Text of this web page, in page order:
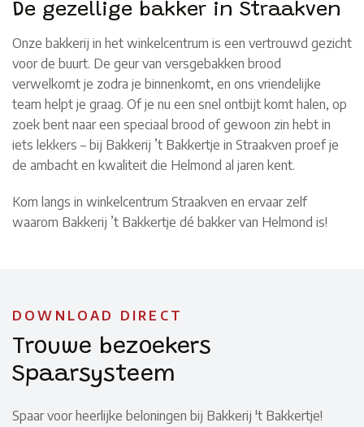
De gezellige bakker in Straakven
Onze bakkerij in het winkelcentrum is een vertrouwd gezicht
voor de buurt. De geur van versgebakken brood
verwelkomt je zodra je binnenkomt, en ons vriendelijke
team helpt je graag. Of je nu een snel ontbijt komt halen, op
zoek bent naar een speciaal brood of gewoon zin hebt in
iets lekkers – bij Bakkerij ’t Bakkertje in Straakven proef je
de ambacht en kwaliteit die Helmond al jaren kent.
Kom langs in winkelcentrum Straakven en ervaar zelf
waarom Bakkerij ’t Bakkertje dé bakker van Helmond is!
DOWNLOAD DIRECT
Trouwe bezoekers
Spaarsysteem
Spaar voor heerlijke beloningen bij Bakkerij 't Bakkertje!